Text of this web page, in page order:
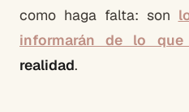
como haga falta: son
informarán de lo que
realidad.